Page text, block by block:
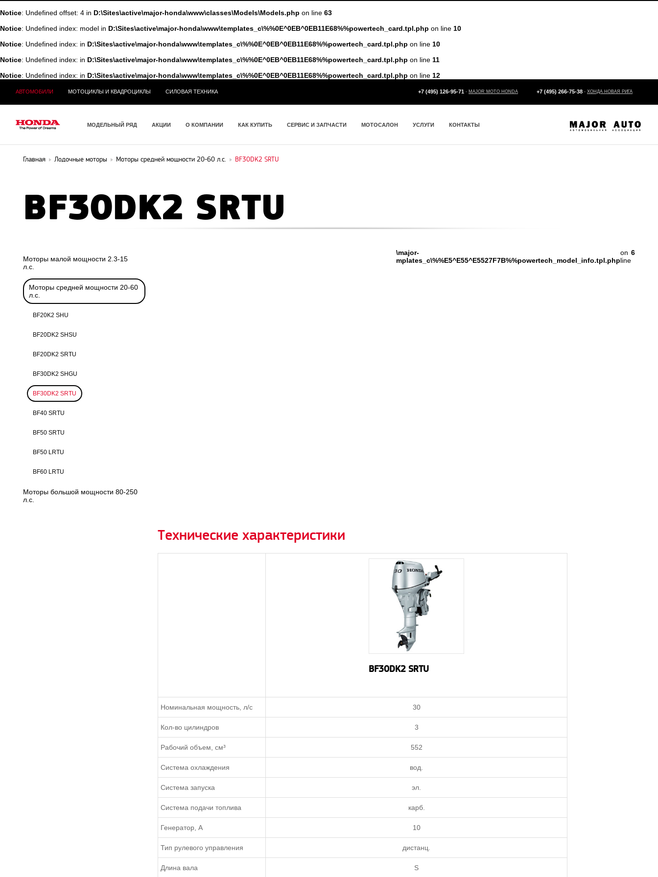
Notice: Undefined offset: 4 in D:\Sites\active\major-honda\www\classes\Models\Models.php on line 63
Notice: Undefined index: model in D:\Sites\active\major-honda\www\templates_c\%%0E^0EB^0EB11E68%%powertech_card.tpl.php on line 10
Notice: Undefined index: in D:\Sites\active\major-honda\www\templates_c\%%0E^0EB^0EB11E68%%powertech_card.tpl.php on line 10
Notice: Undefined index: in D:\Sites\active\major-honda\www\templates_c\%%0E^0EB^0EB11E68%%powertech_card.tpl.php on line 11
Notice: Undefined index: in D:\Sites\active\major-honda\www\templates_c\%%0E^0EB^0EB11E68%%powertech_card.tpl.php on line 12
АВТОМОБИЛИ МОТОЦИКЛЫ И КВАДРОЦИКЛЫ СИЛОВАЯ ТЕХНИКА +7 (495) 126-95-71 - MAJOR MOTO HONDA +7 (495) 266-75-38 - ХОНДА НОВАЯ РИГА
МОДЕЛЬНЫЙ РЯД АКЦИИ О КОМПАНИИ КАК КУПИТЬ СЕРВИС И ЗАПЧАСТИ МОТОСАЛОН УСЛУГИ КОНТАКТЫ
Главная Лодочные моторы Моторы средней мощности 20-60 л.с. BF30DK2 SRTU
BF30DK2 SRTU
Моторы малой мощности 2.3-15
л.с.
Моторы средней мощности 20-60
л.с.
BF20K2 SHU
BF20DK2 SHSU
BF20DK2 SRTU
BF30DK2 SHGU
BF30DK2 SRTU
BF40 SRTU
BF50 SRTU
BF50 LRTU
BF60 LRTU
Моторы большой мощности 80-250
л.с.
D:\Sites\active\major-
honda\www\templates_c\%%E5^E55^E5527F7B%%powertech_model_info.tpl.php
on
line
6
Технические характеристики
Номинальная мощность, л/с
Кол-во цилиндров
Рабочий объем, см³
Система охлаждения
Система запуска
Система подачи топлива
Генератор, А
Тип рулевого управления
Длина вала
BF30DK2 SRTU
30
3
552
вод.
эл.
карб.
10
дистанц.
S